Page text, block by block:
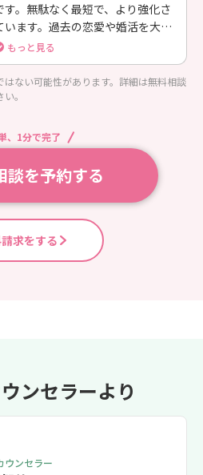
。無駄なく最短で、より強化さ
ます。過去の恋愛や婚活を大き
オススメのコース。
もっと見る
ない可能性があります。詳細は無料相談
。
、1分で完了
談を予約する
求をする
ンセラーより
ウンセラー